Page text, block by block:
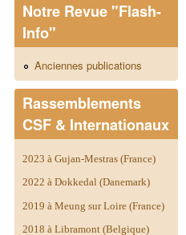
Notre Revue "Flash-
Info"
Anciennes publications
Rassemblements
CSF & Internationaux
2023 à Gujan-Mestras (France)
2022 à Dokkedal (Danemark)
2019 à Meung sur Loire (France)
2018 à Libramont (Belgique)